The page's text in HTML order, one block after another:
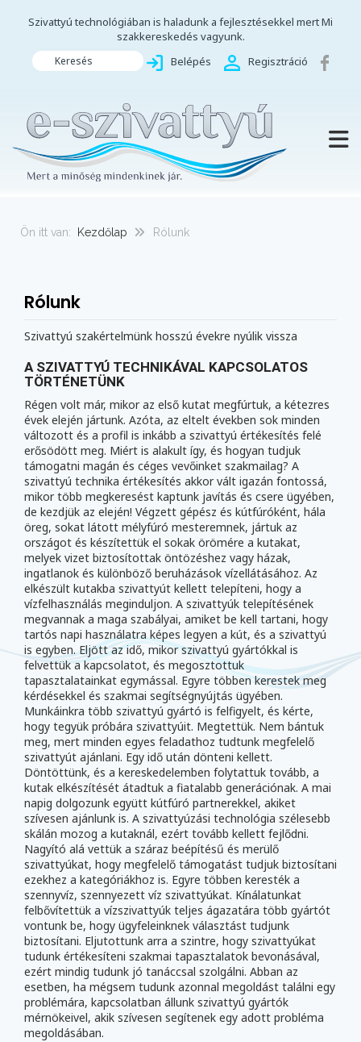
Szivattyú technológiában is haladunk a fejlesztésekkel mert Mi
szakkereskedés vagyunk.
Keresés Belépés Regisztráció
Ön itt van: Kezdőlap Rólunk
Rólunk
Szivattyú szakértelmünk hosszú évekre nyúlik vissza
A SZIVATTYÚ TECHNIKÁVAL KAPCSOLATOS
TÖRTÉNETÜNK
Régen volt már, mikor az első kutat megfúrtuk, a kétezres
évek elején jártunk. Azóta, az eltelt években sok minden
változott és a profil is inkább a szivattyú értékesítés felé
erősödött meg. Miért is alakult így, és hogyan tudjuk
támogatni magán és céges vevőinket szakmailag? A
szivattyú technika értékesítés akkor vált igazán fontossá,
mikor több megkeresést kaptunk javítás és csere ügyében,
de kezdjük az elején! Végzett gépész és kútfúróként, hála
öreg, sokat látott mélyfúró mesteremnek, jártuk az
országot és készítettük el sokak örömére a kutakat,
melyek vizet biztosítottak öntözéshez vagy házak,
ingatlanok és különböző beruházások vízellátásához. Az
elkészült kutakba szivattyút kellett telepíteni, hogy a
vízfelhasználás meginduljon. A szivattyúk telepítésének
megvannak a maga szabályai, amiket be kell tartani, hogy
tartós napi használatra képes legyen a kút, és a szivattyú
is egyben. Eljött az idő, mikor szivattyú gyártókkal is
felvettük a kapcsolatot, és megosztottuk
tapasztalatainkat egymással. Egyre többen kerestek meg
kérdésekkel és szakmai segítségnyújtás ügyében.
Munkáinkra több szivattyú gyártó is felfigyelt, és kérte,
hogy tegyük próbára szivattyúit. Megtettük. Nem bántuk
meg, mert minden egyes feladathoz tudtunk megfelelő
szivattyút ajánlani. Egy idő után dönteni kellett.
Döntöttünk, és a kereskedelemben folytattuk tovább, a
kutak elkészítését átadtuk a fiatalabb generációnak. A mai
napig dolgozunk együtt kútfúró partnerekkel, akiket
szívesen ajánlunk is. A szivattyúzási technológia szélesebb
skálán mozog a kutaknál, ezért tovább kellett fejlődni.
Nagyító alá vettük a száraz beépítésű és merülő
szivattyúkat, hogy megfelelő támogatást tudjuk biztosítani
ezekhez a kategóriákhoz is. Egyre többen keresték a
szennyvíz, szennyezett víz szivattyúkat. Kínálatunkat
felbővítettük a vízszivattyúk teljes ágazatára több gyártót
vontunk be, hogy ügyfeleinknek választást tudjunk
biztosítani. Eljutottunk arra a szintre, hogy szivattyúkat
tudunk értékesíteni szakmai tapasztalatok bevonásával,
ezért mindig tudunk jó tanáccsal szolgálni. Abban az
esetben, ha mégsem tudunk azonnal megoldást találni egy
problémára, kapcsolatban állunk szivattyú gyártók
mérnökeivel, akik szívesen segítenek egy adott probléma
megoldásában.